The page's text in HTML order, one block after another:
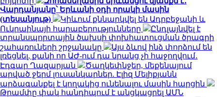
Վարդանյանը՝ Երևանի օդի որակի մասին
(տեսանյութ)
Կիևում քննարկվել են Ադրբեջանի և
Ուկրաինայի հարաբերությունները
Ընդլայնվել է
տրանսպորտային ծախսի փոխհատուցման ծրագրի
շահառուների շրջանակը
Այս ձևով ինձ փորձում են
լռեցնել, քանի որ ԱԺ-ում դա նրանց չի հաջողվում․
Էդգար Ղազարյան
Ծաղկեփնջեր, մեքենայում
արված ջերմ լուսանկարներ. Էլիզ Մելիքյանն
արձագանքել է կողակից ունենալու մասին հարցին
Թրամփը փակ հանդիպում է անցկացրել ԱՄՆ